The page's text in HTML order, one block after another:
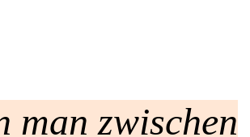
man zwischen